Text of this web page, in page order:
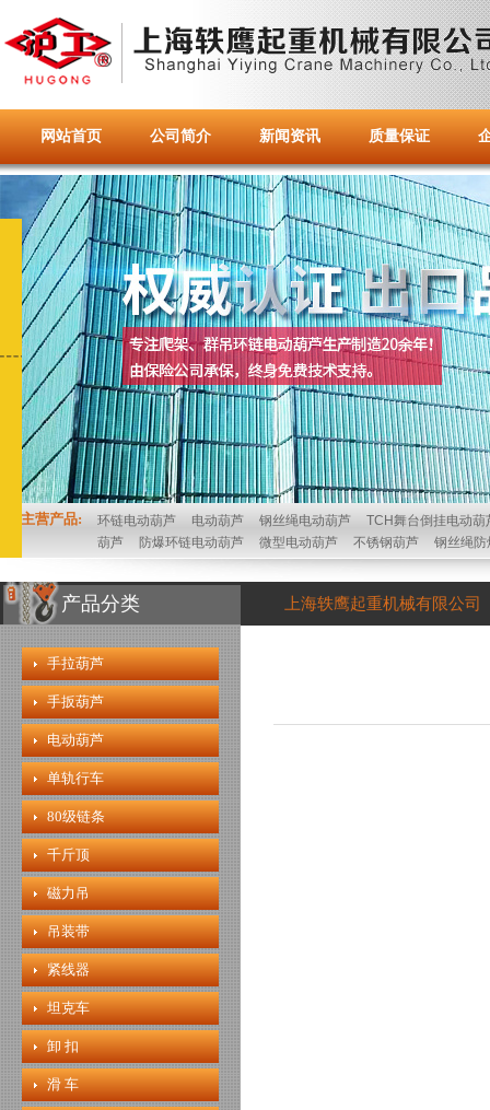
网站首页 公司简介 新闻资讯 质量保证
主营产品: 环链电动葫芦 电动葫芦 钢丝绳电动葫芦
TCH舞台倒挂电动葫
葫芦
防爆环链电动葫芦 微型电动葫芦 不锈钢葫芦 钢丝绳防
产品分类
手拉葫芦
手扳葫芦
电动葫芦
单轨行车
80级链条
千斤顶
磁力吊
吊装带
紧线器
坦克车
卸 扣
滑 车
上海轶鹰起重机械有限公司